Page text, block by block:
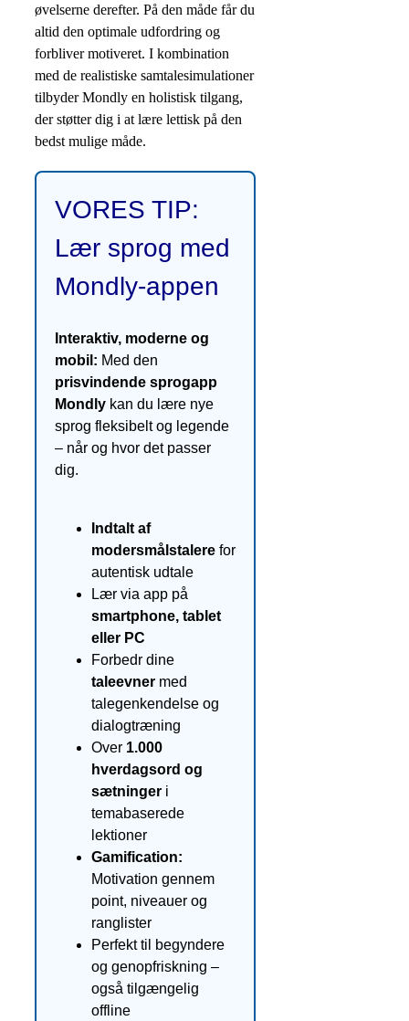
øvelserne derefter. På den måde får du
altid den optimale udfordring og
forbliver motiveret. I kombination
med de realistiske samtalesimulationer
tilbyder Mondly en holistisk tilgang,
der støtter dig i at lære lettisk på den
bedst mulige måde.
VORES TIP:
Lær sprog med
Mondly-appen
Interaktiv, moderne og
mobil: Med den
prisvindende sprogapp
Mondly kan du lære nye
sprog fleksibelt og legende
– når og hvor det passer
dig.
Indtalt af
modersmålstalere for
autentisk udtale
Lær via app på
smartphone, tablet
eller PC
Forbedr dine
taleevner med
talegenkendelse og
dialogtræning
Over 1.000
hverdagsord og
sætninger i
temabaserede
lektioner
Gamification:
Motivation gennem
point, niveauer og
ranglister
Perfekt til begyndere
og genopfriskning –
også tilgængelig
offline